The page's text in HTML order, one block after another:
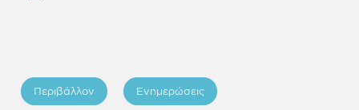
Περιβάλλον Ενημερώσεις